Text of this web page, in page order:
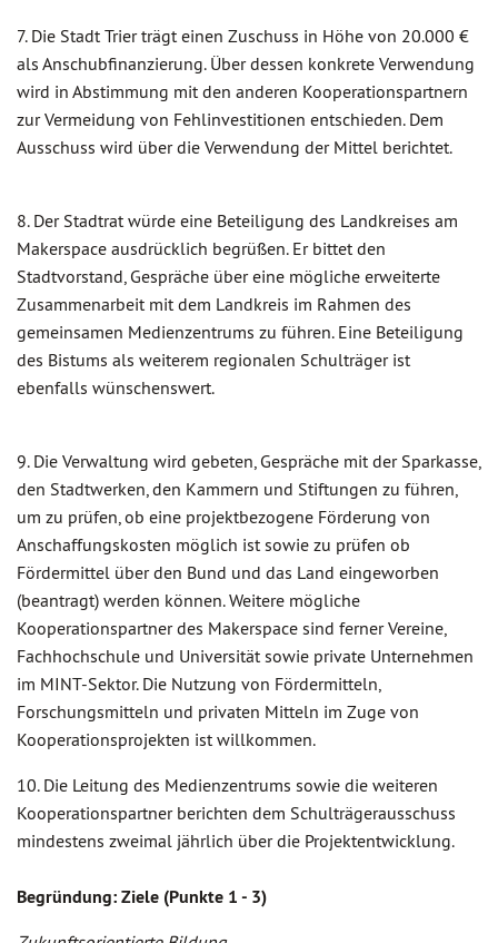
7. Die Stadt Trier trägt einen Zuschuss in Höhe von 20.000 €
als Anschubfinanzierung. Über dessen konkrete Verwendung
wird in Abstimmung mit den anderen Kooperationspartnern
zur Vermeidung von Fehlinvestitionen entschieden. Dem
Ausschuss wird über die Verwendung der Mittel berichtet.
8. Der Stadtrat würde eine Beteiligung des Landkreises am
Makerspace ausdrücklich begrüßen. Er bittet den
Stadtvorstand, Gespräche über eine mögliche erweiterte
Zusammenarbeit mit dem Landkreis im Rahmen des
gemeinsamen Medienzentrums zu führen. Eine Beteiligung
des Bistums als weiterem regionalen Schulträger ist
ebenfalls wünschenswert.
9. Die Verwaltung wird gebeten, Gespräche mit der Sparkasse,
den Stadtwerken, den Kammern und Stiftungen zu führen,
um zu prüfen, ob eine projektbezogene Förderung von
Anschaffungskosten möglich ist sowie zu prüfen ob
Fördermittel über den Bund und das Land eingeworben
(beantragt) werden können. Weitere mögliche
Kooperationspartner des Makerspace sind ferner Vereine,
Fachhochschule und Universität sowie private Unternehmen
im MINT-Sektor. Die Nutzung von Fördermitteln,
Forschungsmitteln und privaten Mitteln im Zuge von
Kooperationsprojekten ist willkommen.
10. Die Leitung des Medienzentrums sowie die weiteren
Kooperationspartner berichten dem Schulträgerausschuss
mindestens zweimal jährlich über die Projektentwicklung.
Begründung: Ziele (Punkte 1 - 3)